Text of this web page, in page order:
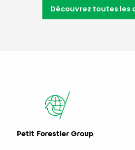
Découvrez toutes les
Petit Forestier Group